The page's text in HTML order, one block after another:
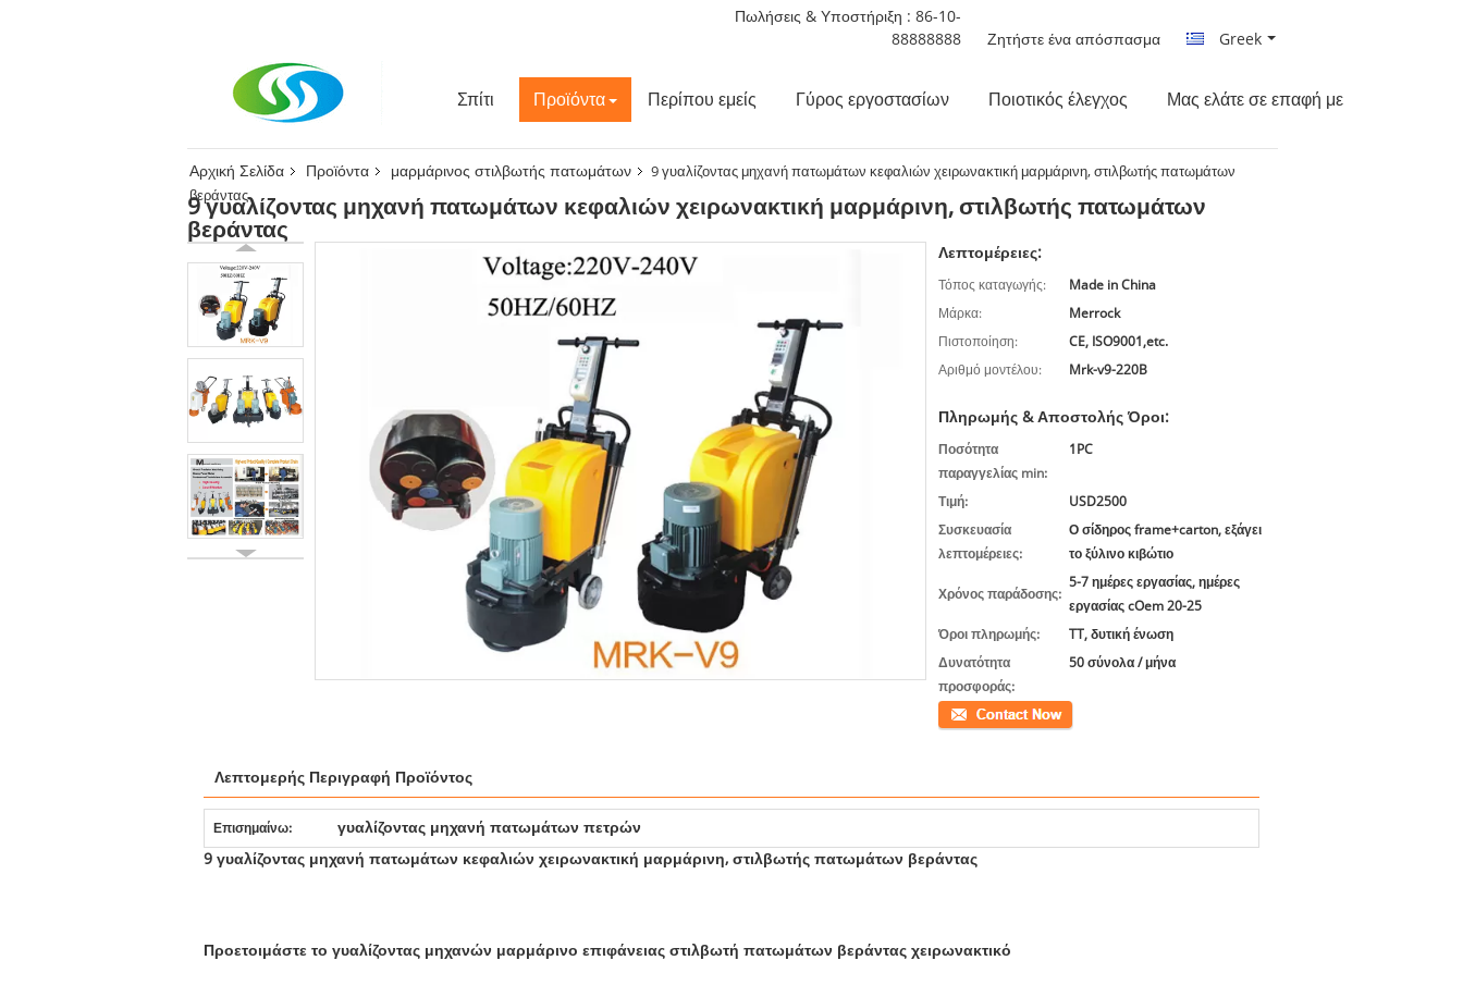
Πωλήσεις & Υποστήριξη : 86-10-
88888888
Ζητήστε ένα απόσπασμα Greek
Σπίτι Προϊόντα Περίπου εμείς Γύρος εργοστασίων Ποιοτικός έλεγχος Μας ελάτε σε επαφή με
Αρχική Σελίδα Προϊόντα μαρμάρινος στιλβωτής πατωμάτων
9 γυαλίζοντας μηχανή πατωμάτων κεφαλιών χειρωνακτική μαρμάρινη, στιλβωτής πατωμάτων
βεράντας
9 γυαλίζοντας μηχανή πατωμάτων κεφαλιών χειρωνακτική μαρμάρινη, στιλβωτής πατωμάτων
βεράντας
Λεπτομέρειες:
Τόπος καταγωγής:
Made in China
Μάρκα:
Merrock
Πιστοποίηση:
CE, ISO9001,etc.
Αριθμό μοντέλου:
Mrk-v9-220B
Πληρωμής & Αποστολής Όροι:
Ποσότητα
παραγγελίας min:
1PC
Τιμή:
USD2500
Συσκευασία
λεπτομέρειες:
Ο σίδηρος frame+carton, εξάγει
το ξύλινο κιβώτιο
Χρόνος παράδοσης:
5-7 ημέρες εργασίας, ημέρες
εργασίας cOem 20-25
Όροι πληρωμής:
TT, δυτική ένωση
Δυνατότητα
προσφοράς:
50 σύνολα / μήνα
Επικοινωνία
Λεπτομερής Περιγραφή Προϊόντος
Επισημαίνω:
γυαλίζοντας μηχανή πατωμάτων πετρών
9 γυαλίζοντας μηχανή πατωμάτων κεφαλιών χειρωνακτική μαρμάρινη, στιλβωτής πατωμάτων βεράντας
Προετοιμάστε το γυαλίζοντας μηχανών μαρμάρινο επιφάνειας στιλβωτή πατωμάτων βεράντας χειρωνακτικό